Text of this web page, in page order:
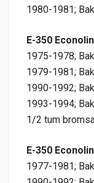
1980-1981;
E-350
1975-1978; Bak
1979-1981;
1990-1992;
1993-1994;
1/2 tum
E-350
1977-1981; Bak